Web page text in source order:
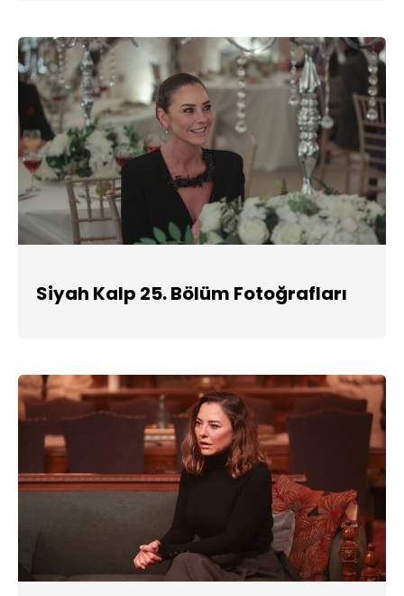
Siyah Kalp 25. Bölüm Fotoğrafları